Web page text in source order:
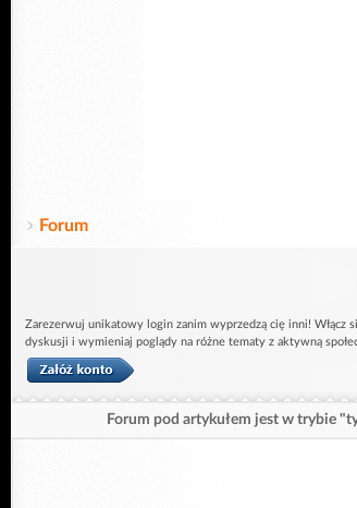
Forum
Zarezerwuj unikatowy login zanim wyprzedzą cię inni! Włącz
dyskusji i wymieniaj poglądy na różne tematy z aktywną
Forum pod artykułem jest w trybie